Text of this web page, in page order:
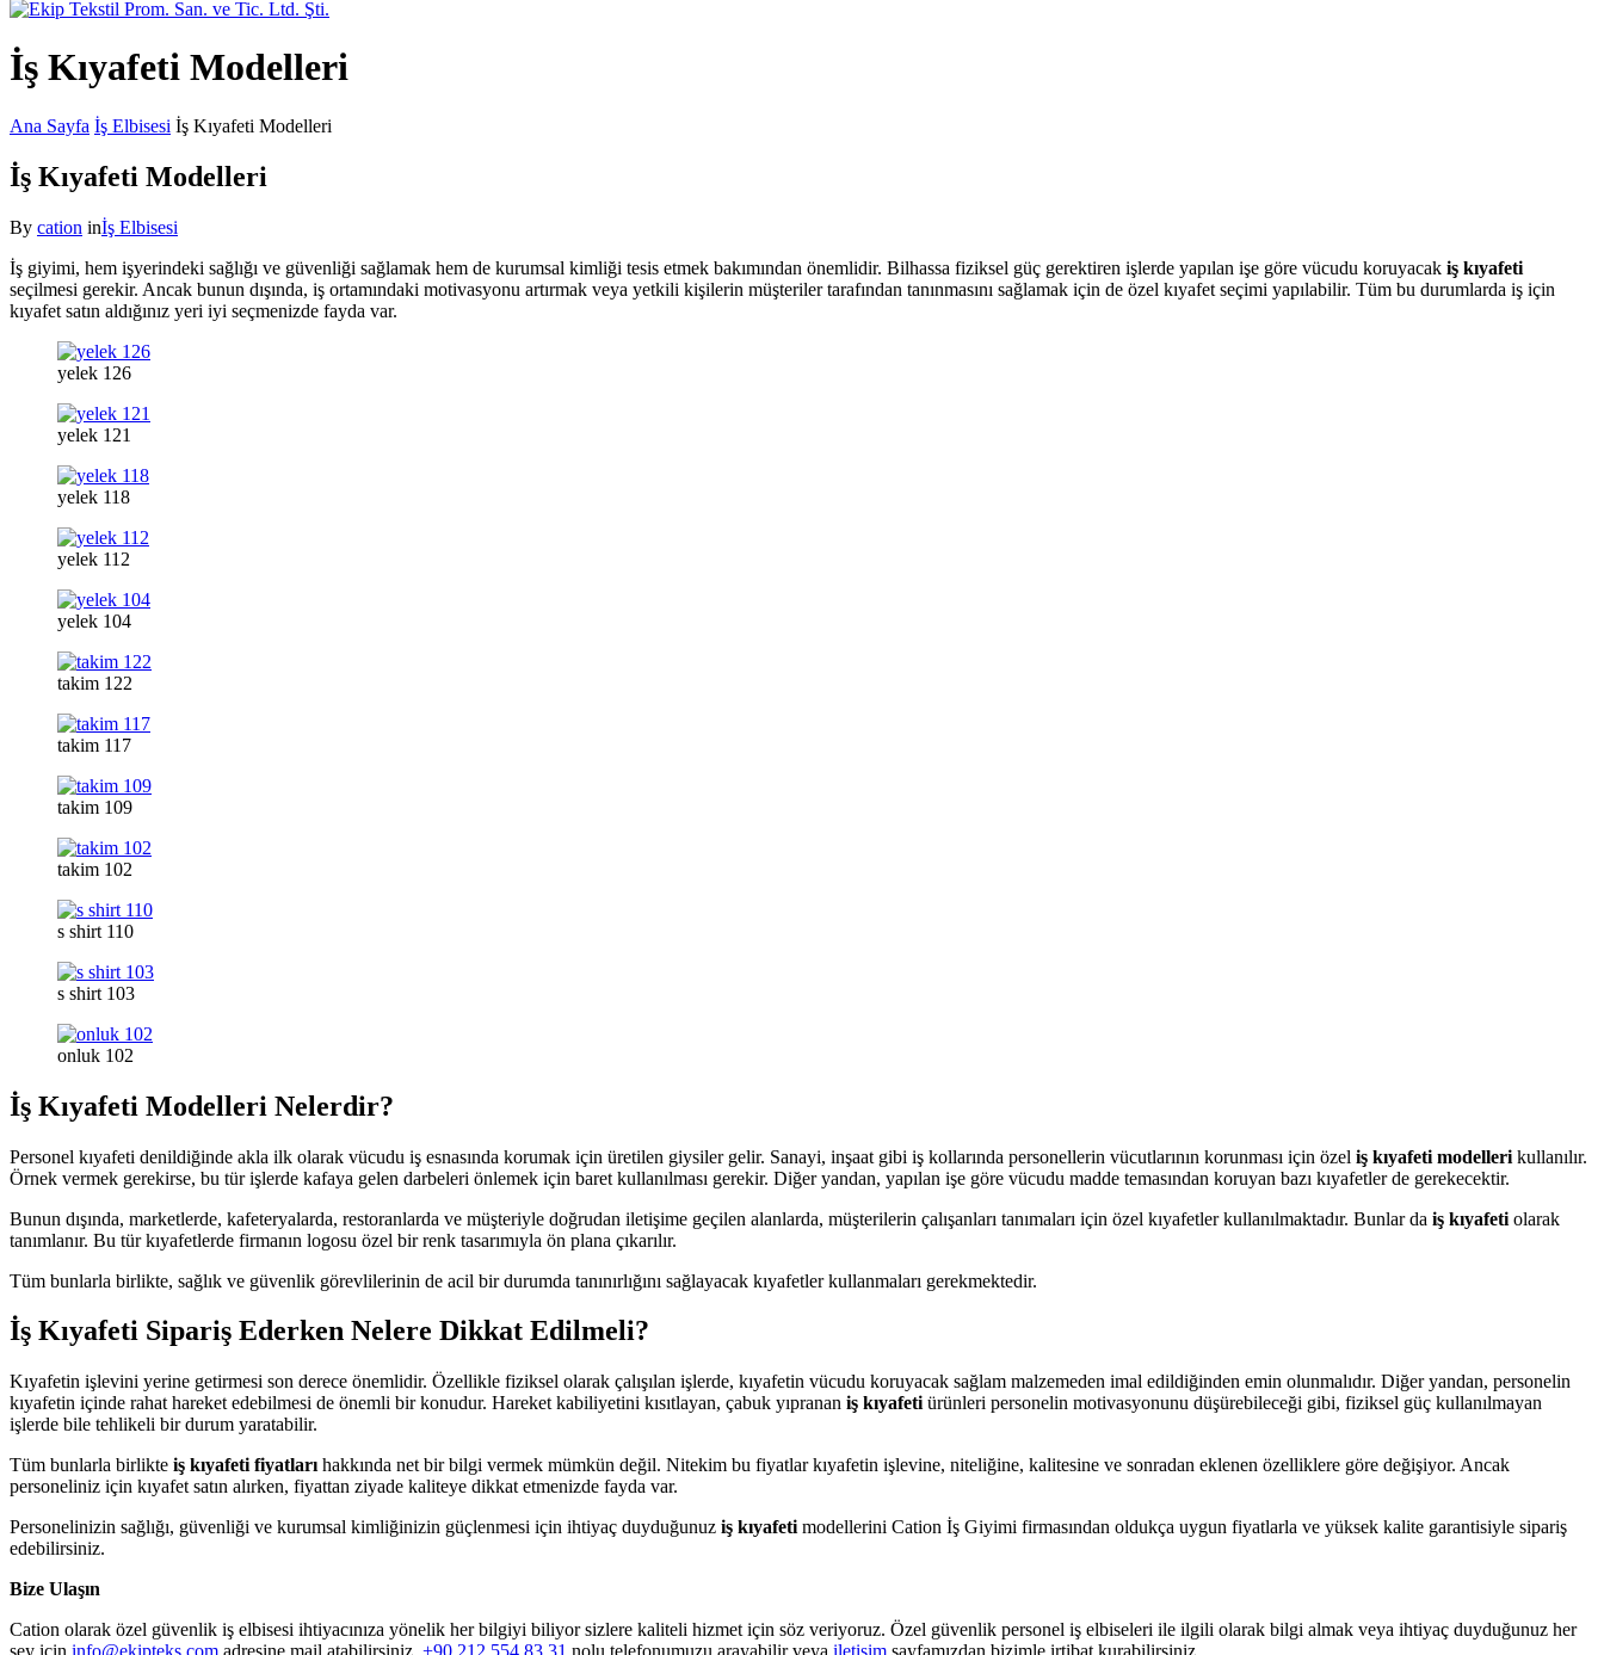
İş Kıyafeti Modelleri
Ana Sayfa İş Elbisesi İş Kıyafeti Modelleri
İş Kıyafeti Modelleri
By cation inİş Elbisesi
İş giyimi, hem işyerindeki sağlığı ve güvenliği sağlamak hem de kurumsal kimliği tesis etmek bakımından önemlidir. Bilhassa fiziksel güç gerektiren işlerde yapılan işe göre vücudu koruyacak iş kıyafeti
seçilmesi gerekir. Ancak bunun dışında, iş ortamındaki motivasyonu artırmak veya yetkili kişilerin müşteriler tarafından tanınmasını sağlamak için de özel kıyafet seçimi yapılabilir. Tüm bu durumlarda iş için
kıyafet satın aldığınız yeri iyi seçmenizde fayda var.
yelek 126
yelek 121
yelek 118
yelek 112
yelek 104
takim 122
takim 117
takim 109
takim 102
s shirt 110
s shirt 103
onluk 102
İş Kıyafeti Modelleri Nelerdir?
Personel kıyafeti denildiğinde akla ilk olarak vücudu iş esnasında korumak için üretilen giysiler gelir. Sanayi, inşaat gibi iş kollarında personellerin vücutlarının korunması için özel iş kıyafeti modelleri kullanılır.
Örnek vermek gerekirse, bu tür işlerde kafaya gelen darbeleri önlemek için baret kullanılması gerekir. Diğer yandan, yapılan işe göre vücudu madde temasından koruyan bazı kıyafetler de gerekecektir.
Bunun dışında, marketlerde, kafeteryalarda, restoranlarda ve müşteriyle doğrudan iletişime geçilen alanlarda, müşterilerin çalışanları tanımaları için özel kıyafetler kullanılmaktadır. Bunlar da iş kıyafeti olarak
tanımlanır. Bu tür kıyafetlerde firmanın logosu özel bir renk tasarımıyla ön plana çıkarılır.
Tüm bunlarla birlikte, sağlık ve güvenlik görevlilerinin de acil bir durumda tanınırlığını sağlayacak kıyafetler kullanmaları gerekmektedir.
İş Kıyafeti Sipariş Ederken Nelere Dikkat Edilmeli?
Kıyafetin işlevini yerine getirmesi son derece önemlidir. Özellikle fiziksel olarak çalışılan işlerde, kıyafetin vücudu koruyacak sağlam malzemeden imal edildiğinden emin olunmalıdır. Diğer yandan, personelin
kıyafetin içinde rahat hareket edebilmesi de önemli bir konudur. Hareket kabiliyetini kısıtlayan, çabuk yıpranan iş kıyafeti ürünleri personelin motivasyonunu düşürebileceği gibi, fiziksel güç kullanılmayan
işlerde bile tehlikeli bir durum yaratabilir.
Tüm bunlarla birlikte iş kıyafeti fiyatları hakkında net bir bilgi vermek mümkün değil. Nitekim bu fiyatlar kıyafetin işlevine, niteliğine, kalitesine ve sonradan eklenen özelliklere göre değişiyor. Ancak
personeliniz için kıyafet satın alırken, fiyattan ziyade kaliteye dikkat etmenizde fayda var.
Personelinizin sağlığı, güvenliği ve kurumsal kimliğinizin güçlenmesi için ihtiyaç duyduğunuz iş kıyafeti modellerini Cation İş Giyimi firmasından oldukça uygun fiyatlarla ve yüksek kalite garantisiyle sipariş
edebilirsiniz.
Bize Ulaşın
Cation olarak özel güvenlik iş elbisesi ihtiyacınıza yönelik her bilgiyi biliyor sizlere kaliteli hizmet için söz veriyoruz. Özel güvenlik personel iş elbiseleri ile ilgili olarak bilgi almak veya ihtiyaç duyduğunuz her